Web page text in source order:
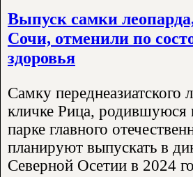
Выпуск самки
Сочи, отменили по
здоровья
Самку переднеазиатского
кличке Рица, родившуюся
парке главного
планируют выпускать в
Северной Осетии в 2024